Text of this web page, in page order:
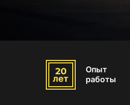
Опыт
работы